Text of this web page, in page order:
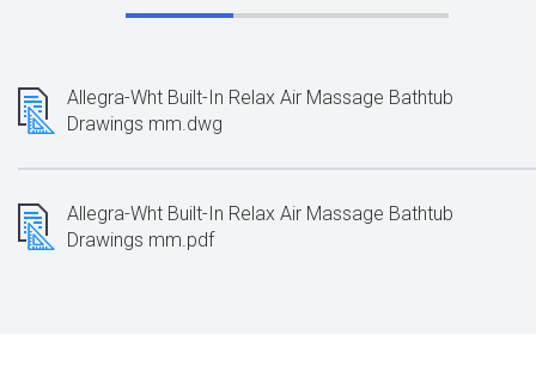
Allegra-Wht Built-In Relax Air Massage Bathtub
Drawings mm.dwg
Allegra-Wht Built-In Relax Air Massage Bathtub
Drawings mm.pdf